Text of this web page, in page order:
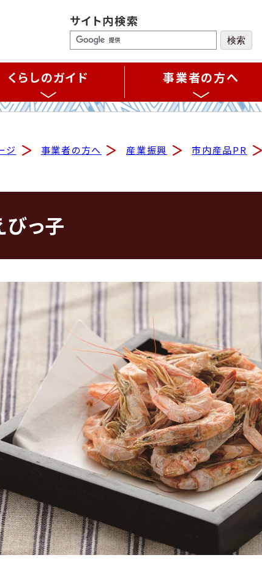
サイト内検索
くらしのガイド 事業者の方へ
ジ 事業者の方へ 産業振興 市内産品PR
びっ子